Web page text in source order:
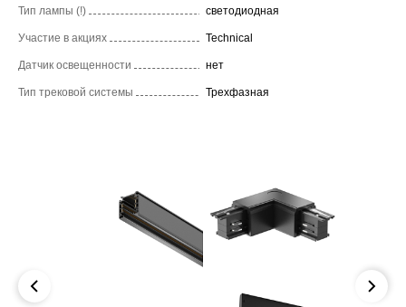
Тип лампы (!) светодиодная
Участие в акциях Technical
Датчик освещенности нет
Тип трековой системы Трехфазная